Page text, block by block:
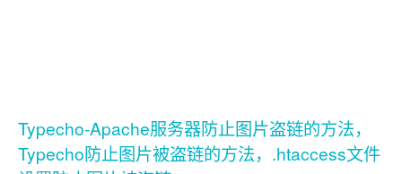
Typecho-Apache服务器防止图片盗链的方法，
Typecho防止图片被盗链的方法，.htaccess文件